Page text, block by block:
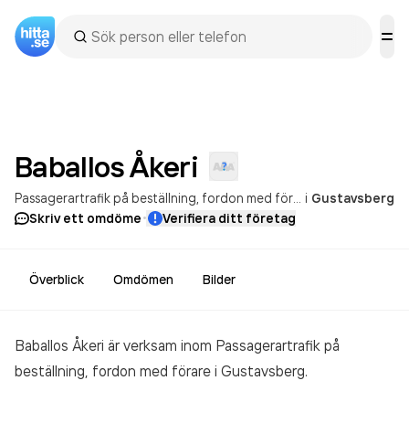
BaballosÅkeri
i Gustavsberg
Skriv ett omdöme· Verifiera ditt företag
Överblick Omdömen Bilder
Baballos Åkeri är verksam inom Passagerartrafik på
beställning, fordon med förare i Gustavsberg.